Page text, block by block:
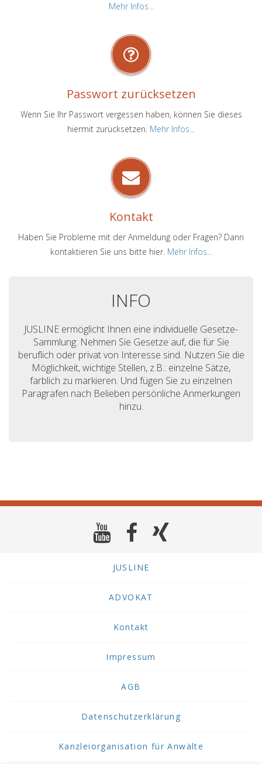
Mehr Infos...
Passwort zurücksetzen
Wenn Sie Ihr Passwort vergessen haben, können Sie dieses
hiermit zurücksetzen. Mehr Infos...
Kontakt
Haben Sie Probleme mit der Anmeldung oder Fragen? Dann
kontaktieren Sie uns bitte hier. Mehr Infos...
INFO
JUSLINE ermöglicht Ihnen eine individuelle Gesetze-
Sammlung: Nehmen Sie Gesetze auf, die für Sie
beruflich oder privat von Interesse sind. Nutzen Sie die
Möglichkeit, wichtige Stellen, z.B.: einzelne Sätze,
farblich zu markieren. Und fügen Sie zu einzelnen
Paragrafen nach Belieben persönliche Anmerkungen
hinzu.
JUSLINE
ADVOKAT
Kontakt
Impressum
AGB
Datenschutzerklärung
Kanzleiorganisation für Anwälte